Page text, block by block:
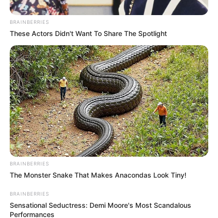
Cortesía.
Agosto 16, 2024
BRAINBERRIES
These Actors Didn't Want To Share The Spotlight
BRAINBERRIES
The Monster Snake That Makes Anacondas Look Tiny!
BRAINBERRIES
Sensational Seductress: Demi Moore's Most Scandalous
Performances